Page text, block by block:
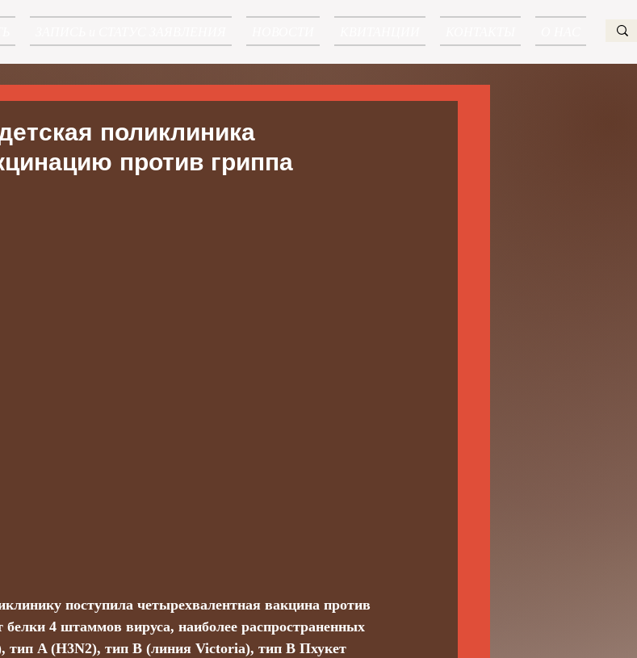
поликлиника
против гриппа
поступила четырехвалентная вакцина против
белки 4 штаммов вируса, наиболее распространенных
тип A (H3N2), тип B (линия Victoria), тип В Пхукет